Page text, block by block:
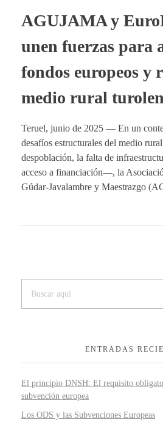
AGUJAMA y
unen fuerzas para
fondos europeos y
medio rural
Teruel, junio de 2025 — En un
desafíos estructurales del medio
despoblación, la falta de
acceso a financiación—, la
Gúdar-Javalambre y Maestrazgo
ENTRADAS
El principio DNSH: El requisito
subvención europea
Los ODS y las Subvenciones Europeas